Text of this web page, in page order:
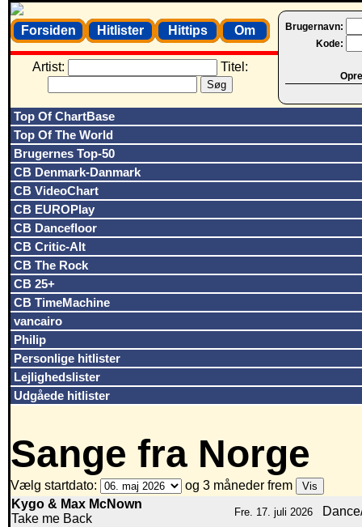
Brugernavn:
Kode:
Forsiden Hitlister Hittips Om
Artist: Titel:
Top Of ChartBase
Top Of The World
Brugernes Top-50
CB Denmark-Danmark
CB VideoChart
CB EUROPlay
CB Dancefloor
CB Critic-Alt
CB The Rock
CB 25+
CB TimeMachine
vancairo
Philip
Personlige hitlister
Lejlighedslister
Udgåede hitlister
Sange fra Norge
Vælg startdato:
og 3 måneder frem
Kygo & Max McNown
Take me Back
Fre. 17. juli 2026